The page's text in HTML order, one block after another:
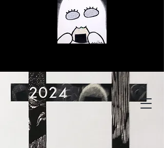
© Copyright